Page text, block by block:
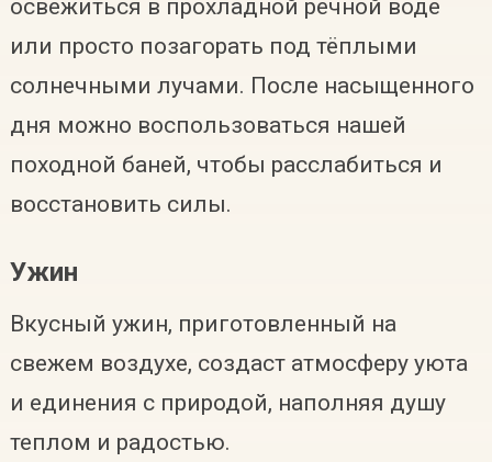
освежиться в прохладной речной воде
или просто позагорать под тёплыми
солнечными лучами. После насыщенного
дня можно воспользоваться нашей
походной баней, чтобы расслабиться и
восстановить силы.
Ужин
Вкусный ужин, приготовленный на
свежем воздухе, создаст атмосферу уюта
и единения с природой, наполняя душу
теплом и радостью.